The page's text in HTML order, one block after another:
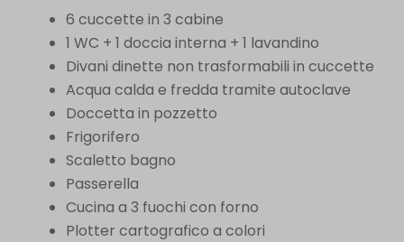
6 cuccette in 3 cabine
1 WC + 1 doccia interna + 1 lavandino
Divani dinette non trasformabili in cuccette
Acqua calda e fredda tramite autoclave
Doccetta in pozzetto
Frigorifero
Scaletto bagno
Passerella
Cucina a 3 fuochi con forno
Plotter cartografico a colori